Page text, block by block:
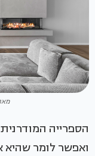
הספרייה
ואפשר לומר שהיא